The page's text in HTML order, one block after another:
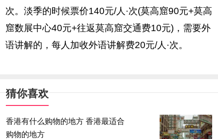
次。淡季的时候票价140元/人·次(莫高窟90元+莫高
窟数展中心40元+往返莫高窟交通费10元)，需要外
语讲解的，每人加收外语讲解费20元/人·次。
猜你喜欢
香港有什么购物的地方 香港最适合
购物的地方